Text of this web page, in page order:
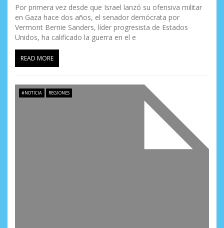
Por primera vez desde que Israel lanzó su ofensiva militar
en Gaza hace dos años, el senador demócrata por
Vermont Bernie Sanders, líder progresista de Estados
Unidos, ha calificado la guerra en el e
READ MORE
#NOTICIA REGIONES